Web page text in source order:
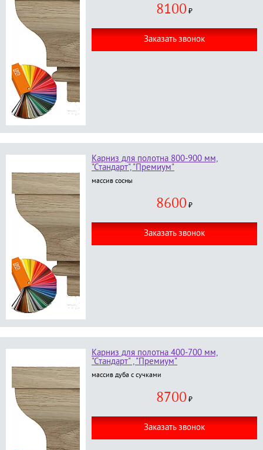
8100 ₽
Заказать звонок
Карниз для полотна 800-900 мм,
"Стандарт", "Премиум"
массив сосны
8600 ₽
Заказать звонок
Карниз для полотна 400-700 мм,
"Стандарт" , "Премиум"
массив дуба с сучками
8700 ₽
Заказать звонок